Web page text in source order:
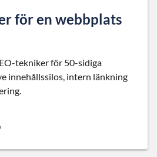
för en webbplats
tekniker för 50-sidiga
innehållssilos, intern länkning